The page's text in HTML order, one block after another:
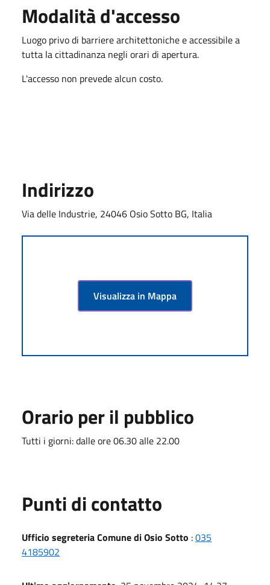
Modalità d'accesso
Luogo privo di barriere architettoniche e accessibile a
tutta la cittadinanza negli orari di apertura.
L'accesso non prevede alcun costo.
Indirizzo
Via delle Industrie, 24046 Osio Sotto BG, Italia
Visualizza in Mappa
Orario per il pubblico
Tutti i giorni: dalle ore 06.30 alle 22.00
Punti di contatto
Ufficio segreteria Comune di Osio Sotto :035
4185902